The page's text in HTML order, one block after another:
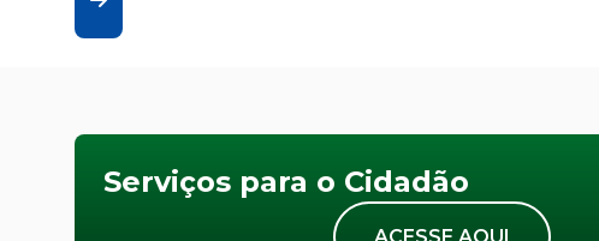
Serviços para o Cidadão